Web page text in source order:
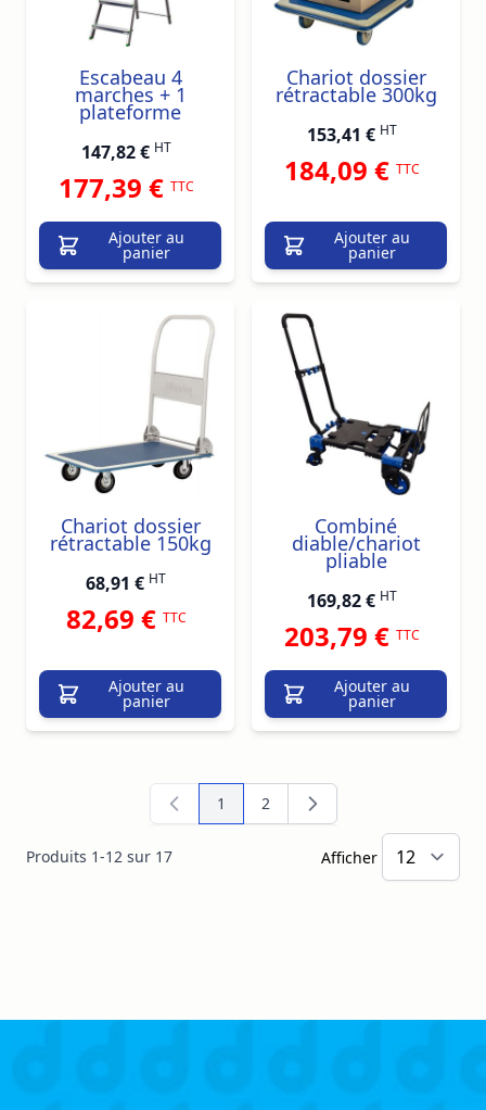
Escabeau 4
marches + 1
plateforme
147,82 € HT
177,39 € TTC
Ajouter au
panier
Chariot dossier
rétractable 300kg
153,41 € HT
184,09 € TTC
Ajouter au
panier
Chariot dossier
rétractable 150kg
68,91 € HT
82,69 € TTC
Ajouter au
panier
Combiné
diable/chariot
pliable
169,82 € HT
203,79 € TTC
Ajouter au
panier
Produits 1-12 sur 17
Vous lisez actuellement la page
1 Page
2
Afficher